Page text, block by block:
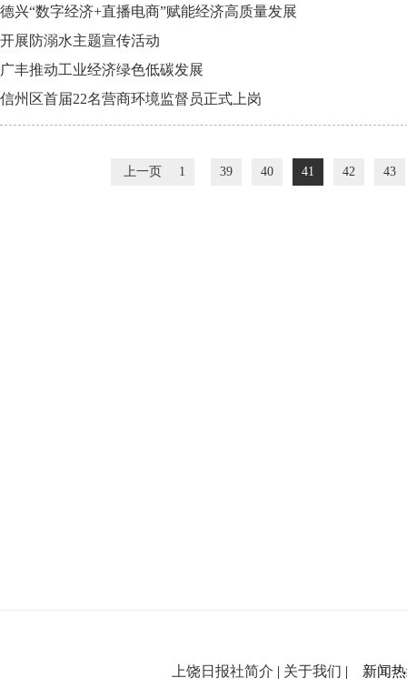
德兴“数字经济+直播电商”赋能经济高质量发展
开展防溺水主题宣传活动
广丰推动工业经济绿色低碳发展
信州区首届22名营商环境监督员正式上岗
上一页 1 39 40 41 42 43
上饶日报社简介 | 关于我们 | 新闻热